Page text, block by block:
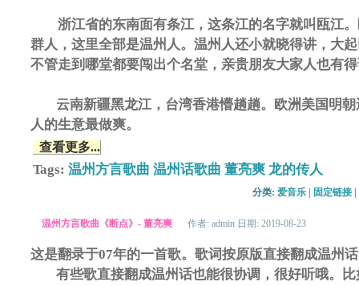
浙江省的东南面有条江，这条江的名字就叫瓯江。
群人，这里全部是温州人。温州人还小就晓得讲，大
不管走到哪堂都要闯出个名堂，亲贵朋友大家人也有
云南新疆黑龙江，台湾香港懵趟趟。欧洲美国明朝
人的生意最做爽。
查看更多...
Tags: 温州方言歌曲 温州话歌曲 董亮爽 龙的传人
分类: 爱音乐 固定链接
温州方言歌曲《断点》- 董亮爽 作者: admin 日期: 2019-08-23
这是翻录于07年的一首歌。歌词按原版直接翻成温州
有些歌直接翻成温州话也能很协调，很好听哦。比